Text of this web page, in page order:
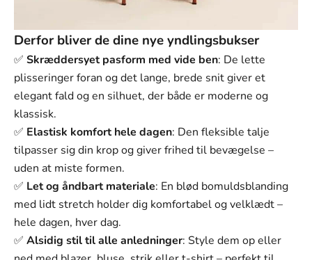
Derfor bliver de dine nye yndlingsbukser
✅ Skræddersyet pasform med vide ben: De lette
plisseringer foran og det lange, brede snit giver et
elegant fald og en silhuet, der både er moderne og
klassisk.
✅ Elastisk komfort hele dagen: Den fleksible talje
tilpasser sig din krop og giver frihed til bevægelse –
uden at miste formen.
✅ Let og åndbart materiale: En blød bomuldsblanding
med lidt stretch holder dig komfortabel og velklædt –
hele dagen, hver dag.
✅ Alsidig stil til alle anledninger: Style dem op eller